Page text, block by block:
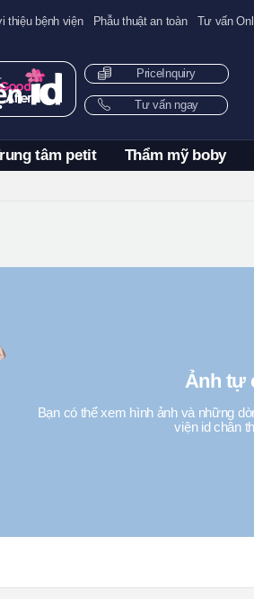
thiệu bệnh viện Phẫu thuật an toàn Tư vấn
tâm petit Thẩm mỹ boby
PriceInquiry
Tư vấn ngay
Ảnh tự
Bạn có thể xem hình ảnh và những
viện id chân